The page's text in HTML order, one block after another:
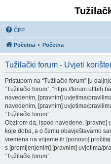
ČPP
Početna Početna
Tužilački forum - Uvjeti
Pristupom na “Tužilački forum” [u
“Tužilački forum”, “https://
navedenim, [pravnim] uvjetima/
navedenim, [pravnim] uvjetima/
“Tužilački forum”.
Obzirom da, ispod navedene, [pravne]
koje doba, a o čemu obavještavamo
vremena na vrijeme ih [ponovo]
s [promijenjenim] [pravnim] uvjetima/
“Tužilački forum”.